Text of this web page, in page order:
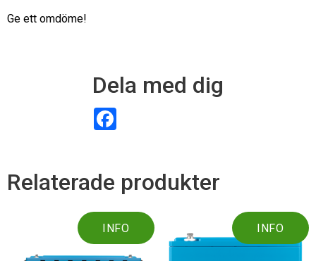
Ge ett omdöme!
Dela med dig
o
Relaterade produkter
INFO INFO